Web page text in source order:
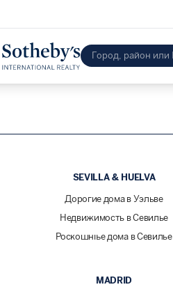
SEVILLA & HUELVA
Дорогие дома в Уэльве
Недвижимость в Севилье
Роскошные дома в Севилье
MADRID